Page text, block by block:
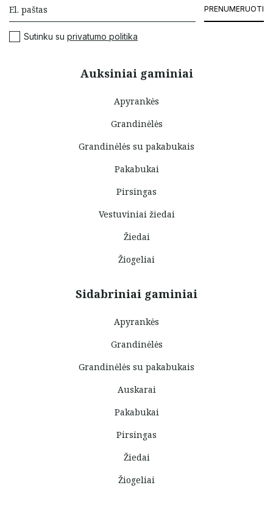
Auksiniai gaminiai
Apyrankės
Grandinėlės
Grandinėlės su pakabukais
Pakabukai
Pirsingas
Vestuviniai žiedai
Žiedai
Žiogeliai
Sidabriniai gaminiai
Apyrankės
Grandinėlės
Grandinėlės su pakabukais
Auskarai
Pakabukai
Pirsingas
Žiedai
Žiogeliai
PRENUMERUOTI
Sutinku su privatumo politika